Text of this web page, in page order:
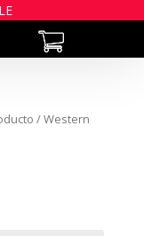
/ Western